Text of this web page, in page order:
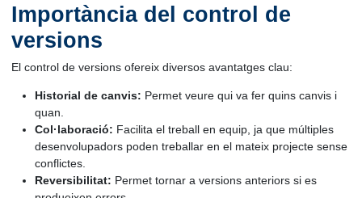
Importància del control de
versions
El control de versions ofereix diversos avantatges clau:
Historial de canvis: Permet veure qui va fer quins canvis i
quan.
Col·laboració: Facilita el treball en equip, ja que múltiples
desenvolupadors poden treballar en el mateix projecte sense
conflictes.
Reversibilitat: Permet tornar a versions anteriors si es